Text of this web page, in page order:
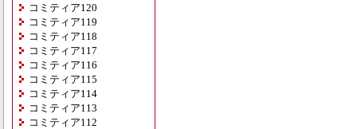
コミティア120
コミティア119
コミティア118
コミティア117
コミティア116
コミティア115
コミティア114
コミティア113
コミティア112